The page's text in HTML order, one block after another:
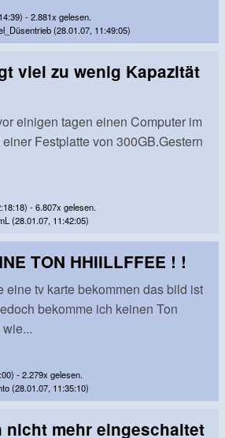
- 2.881x gelesen.
(28.01.07, 11:49:05)
viel zu wenig Kapazität
einigen tagen einen Computer im
Festplatte von 300GB.Gestern
- 6.807x gelesen.
(28.01.07, 11:42:05)
TON HHIILLFFEE ! !
eine tv karte bekommen das bild ist
bekomme ich keinen Ton
- 2.279x gelesen.
(28.01.07, 11:35:10)
nicht mehr eingeschaltet